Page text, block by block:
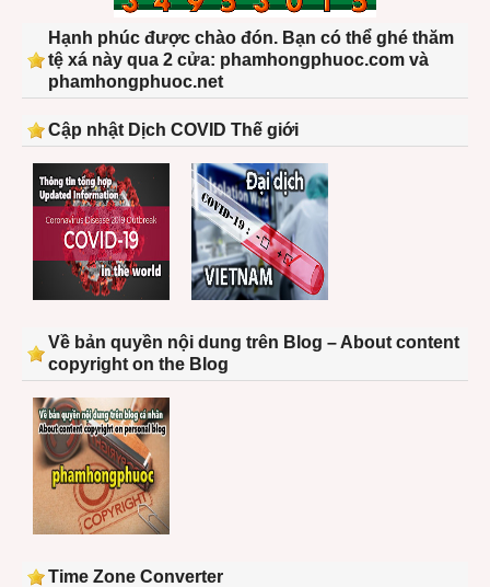
Hạnh phúc được chào đón. Bạn có thể ghé thăm
tệ xá này qua 2 cửa: phamhongphuoc.com và
phamhongphuoc.net
Cập nhật Dịch COVID Thế giới
Về bản quyền nội dung trên Blog – About content
copyright on the Blog
Time Zone Converter